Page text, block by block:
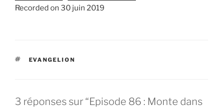
SHARE
Recorded on 30 juin 2019
ÉTIQUETTES
EVANGELION
3 réponses sur “Episode 86 : Monte dans